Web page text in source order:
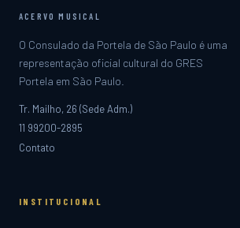
ACERVO MUSICAL
O Consulado da Portela de São Paulo é uma
representação oficial cultural do GRES
Portela em São Paulo.
Tr. Mailho, 26 (Sede Adm.)
11 99200-2895
Contato
INSTITUCIONAL